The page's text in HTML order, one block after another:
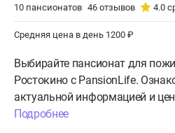
10 пансионатов 46 отзывов 4.0
Средняя цена в день 1200 ₽
Выбирайте пансионат для
Ростокино с PansionLife.
актуальной информацией и
Подробнее